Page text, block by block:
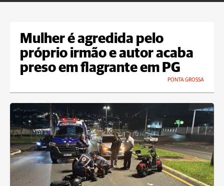
Mulher é agredida pelo
próprio irmão e autor acaba
preso em flagrante em PG
PONTA GROSSA